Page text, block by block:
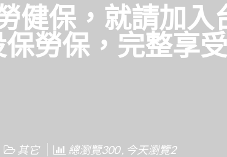
健保，就請加入
勞保，完整享
其它 總瀏覽300 , 今天瀏覽2